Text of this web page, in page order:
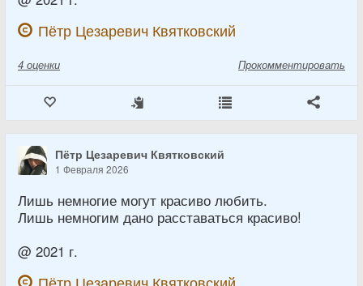
Пётр Цезаревич Квятковский
4 оценки Прокомментировать
Пётр Цезаревич Квятковский
1 Февраля 2026
Лишь немногие могут красиво любить.
Лишь немногим дано расставаться красиво!
@ 2021 г.